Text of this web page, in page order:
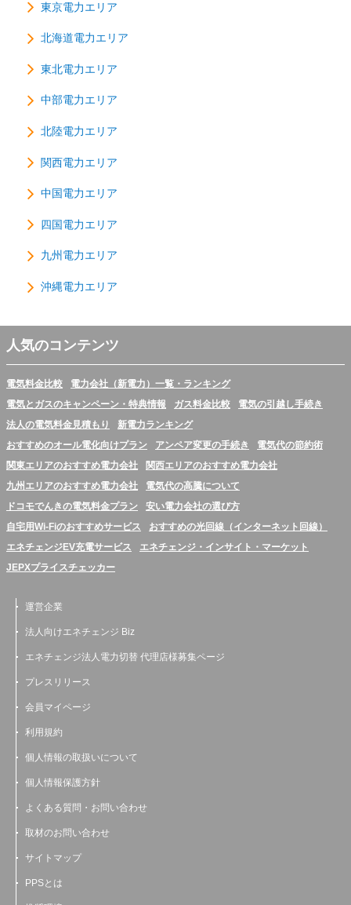
東京電力エリア
北海道電力エリア
東北電力エリア
中部電力エリア
北陸電力エリア
関西電力エリア
中国電力エリア
四国電力エリア
九州電力エリア
沖縄電力エリア
人気のコンテンツ
電気料金比較
電力会社（新電力）一覧・ランキング
電気とガスのキャンペーン・特典情報
ガス料金比較
電気の引越し手続き
法人の電気料金見積もり
新電力ランキング
おすすめのオール電化向けプラン
アンペア変更の手続き
電気代の節約術
関東エリアのおすすめ電力会社
関西エリアのおすすめ電力会社
九州エリアのおすすめ電力会社
電気代の高騰について
ドコモでんきの電気料金プラン
安い電力会社の選び方
自宅用Wi-Fiのおすすめサービス
おすすめの光回線（インターネット回線）
エネチェンジEV充電サービス
エネチェンジ・インサイト・マーケット
JEPXプライスチェッカー
運営企業
法人向けエネチェンジ Biz
エネチェンジ法人電力切替 代理店様募集ページ
プレスリリース
会員マイページ
利用規約
個人情報の取扱いについて
個人情報保護方針
よくある質問・お問い合わせ
取材のお問い合わせ
サイトマップ
PPSとは